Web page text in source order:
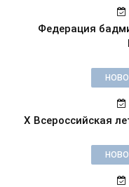
Федерация
X Всероссийская